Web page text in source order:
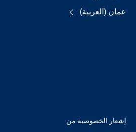
عمان (العربية)
إشعار الخصوصية من